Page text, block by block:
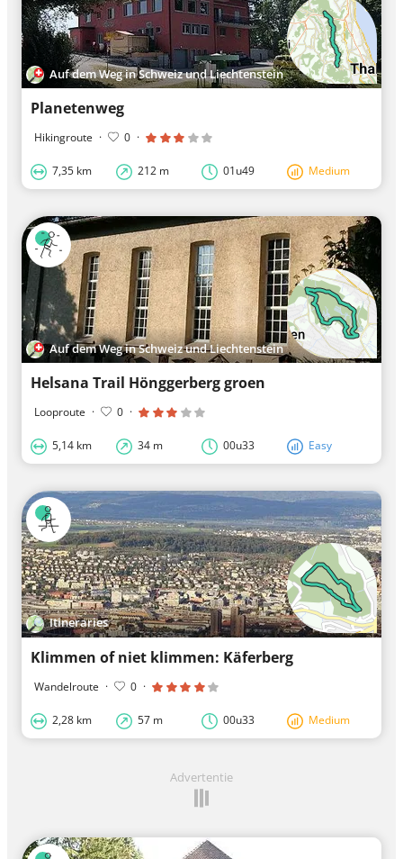
Auf dem Weg in Schweiz und Liechtenstein
Planetenweg
Hikingroute · 0 ·
7,35 km 212 m 01u49 Medium
Auf dem Weg in Schweiz und Liechtenstein
Helsana Trail Hönggerberg groen
Looproute · 0 ·
5,14 km 34 m 00u33 Easy
Itineraries
Klimmen of niet klimmen: Käferberg
Wandelroute · 0 ·
2,28 km 57 m 00u33 Medium
Advertentie